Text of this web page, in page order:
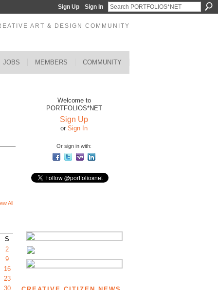
Sign Up Sign In
ART & DESIGN COMMUNITY
JOBS MEMBERS COMMUNITY
All
S
2
9
16
23
30
Welcome to
PORTFOLIOS*NET
Sign Up
or Sign In
Or sign in with: